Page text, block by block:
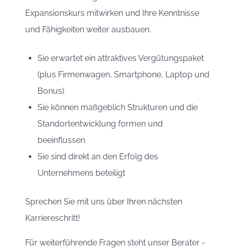
Expansionskurs mitwirken und Ihre Kenntnisse
und Fähigkeiten weiter ausbauen.
Sie erwartet ein attraktives Vergütungspaket
(plus Firmenwagen, Smartphone, Laptop und
Bonus)
Sie können maßgeblich Strukturen und die
Standortentwicklung formen und
beeinflussen
Sie sind direkt an den Erfolg des
Unternehmens beteiligt
Sprechen Sie mit uns über Ihren nächsten
Karriereschritt!
Für weiterführende Fragen steht unser Berater -